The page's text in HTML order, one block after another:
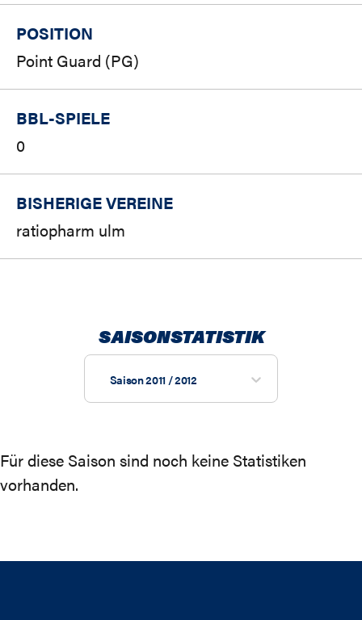
POSITION
Point Guard (PG)
BBL-SPIELE
0
BISHERIGE VEREINE
ratiopharm ulm
SAISONSTATISTIK
Saison 2011 / 2012
Für diese Saison sind noch keine Statistiken
vorhanden.